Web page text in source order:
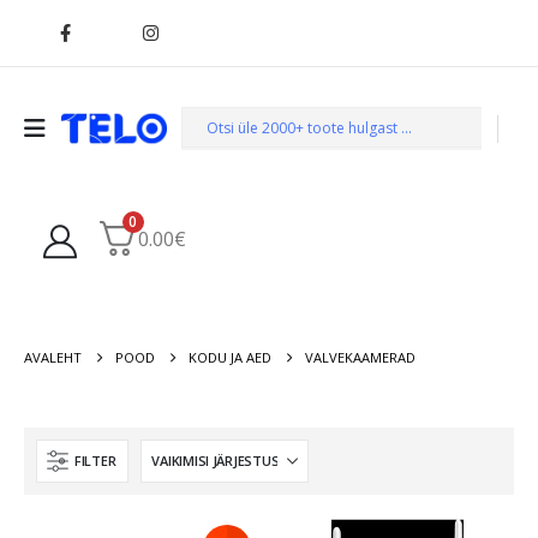
0
0.00€
AVALEHT POOD KODU JA AED VALVEKAAMERAD
FILTER